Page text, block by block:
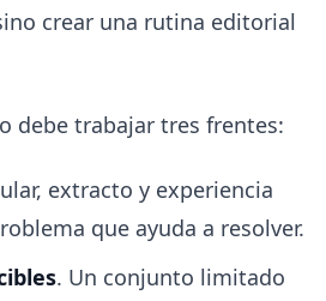
crear una rutina editorial
debe trabajar tres frentes:
extracto y experiencia
que ayuda a resolver.
. Un conjunto limitado